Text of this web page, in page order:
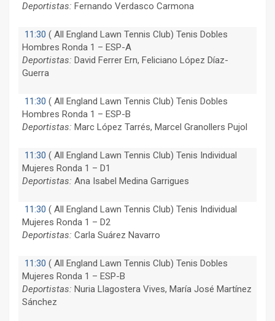
Deportistas: Fernando Verdasco Carmona
11:30 ( All England Lawn Tennis Club) Tenis Dobles
Hombres Ronda 1 – ESP-A
Deportistas: David Ferrer Ern, Feliciano López Díaz-
Guerra
11:30 ( All England Lawn Tennis Club) Tenis Dobles
Hombres Ronda 1 – ESP-B
Deportistas: Marc López Tarrés, Marcel Granollers Pujol
11:30 ( All England Lawn Tennis Club) Tenis Individual
Mujeres Ronda 1 – D1
Deportistas: Ana Isabel Medina Garrigues
11:30 ( All England Lawn Tennis Club) Tenis Individual
Mujeres Ronda 1 – D2
Deportistas: Carla Suárez Navarro
11:30 ( All England Lawn Tennis Club) Tenis Dobles
Mujeres Ronda 1 – ESP-B
Deportistas: Nuria Llagostera Vives, María José Martínez
Sánchez